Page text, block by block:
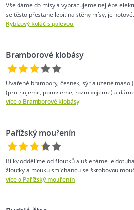
Vše dáme do mísy a vypracujeme nejlépe
se těsto přestane lepit na stěny mísy, je
Rybízový koláč s polevou
Bramborové klobásy
Uvařené brambory, česnek, sýr a uzené maso
(prolisujeme, pomeleme, rozmixujeme) a
více o Bramborové klobásy
Pařížský mouřenín
Bílky oddělíme od žloutků a ušleháme je
žloutky a mouku smíchanou se škrobovou
více o Pařížský mouřenín